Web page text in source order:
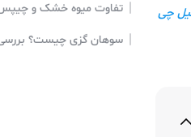
چی تفاوت میوه خشک و چیپس
سوهان گزی چیست؟